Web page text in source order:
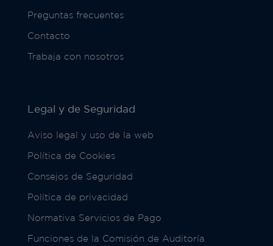
Preguntas frecuentes
Contacto
Trabaja con nosotros
Legal y de Seguridad
Aviso legal y uso de la web
Política de Cookies
Consejos de Seguridad
Política de privacidad
Normativa Servicios de Pago
Funciones de la Comisión de Auditoría